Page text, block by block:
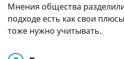
Мнения общества
подходе есть как свои
тоже нужно учитывать.